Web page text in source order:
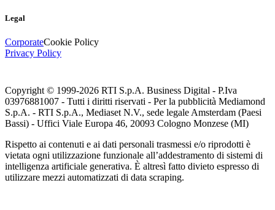
Legal
CorporateCookie Policy
Privacy Policy
Copyright © 1999-2026 RTI S.p.A. Business Digital - P.Iva
03976881007 - Tutti i diritti riservati - Per la pubblicità Mediamond
S.p.A. - RTI S.p.A., Mediaset N.V., sede legale Amsterdam (Paesi
Bassi) - Uffici Viale Europa 46, 20093 Cologno Monzese (MI)
Rispetto ai contenuti e ai dati personali trasmessi e/o riprodotti è
vietata ogni utilizzazione funzionale all’addestramento di sistemi di
intelligenza artificiale generativa. È altresì fatto divieto espresso di
utilizzare mezzi automatizzati di data scraping.